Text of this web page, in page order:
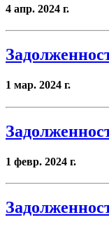
4 апр. 2024 г.
1 мар. 2024 г.
1 февр. 2024 г.